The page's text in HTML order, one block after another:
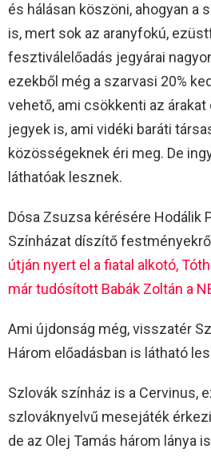
és hálásan köszöni, ahogyan a
is, mert sok az aranyfokú,
fesztiválelőadás jegyárai
ezekből még a szarvasi 20%
vehető, ami csökkenti az
jegyek is, ami vidéki baráti
közösségeknek éri meg. De
láthatóak lesznek.
Dósa Zsuzsa kérésére Hodálik
Színházat díszítő
útján nyert el a fiatal alkotó,
már tudósított Babák Zoltán a
Ami újdonság még, visszatér
Három előadásban is látható
Szlovák színház is a Cervinus,
szlováknyelvű mesejáték
de az Olej Tamás három lánya